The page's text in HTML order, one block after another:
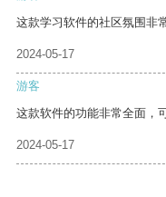
这款学习软件的社区氛围非
2024-05-17
游客
这款软件的功能非常全面，
2024-05-17